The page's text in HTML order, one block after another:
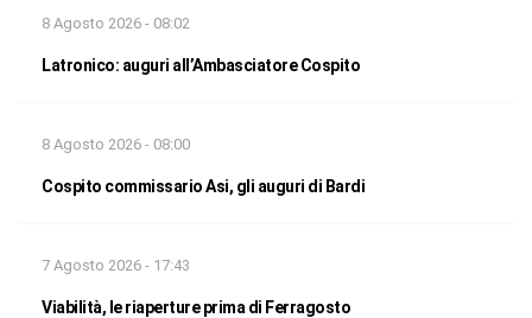
8 Agosto 2026 - 08:02
Latronico: auguri all’Ambasciatore Cospito
8 Agosto 2026 - 08:00
Cospito commissario Asi, gli auguri di Bardi
7 Agosto 2026 - 17:43
Viabilità, le riaperture prima di Ferragosto